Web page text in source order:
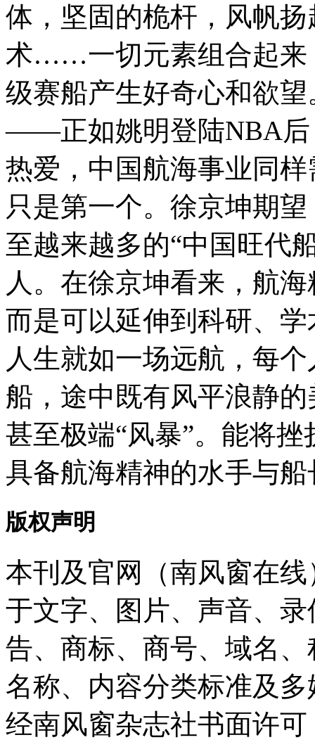
体，坚固的桅杆，风帆
术……一切元素组合起来
级赛船产生好奇心和欲
——正如姚明登陆NBA后
热爱，中国航海事业同
只是第一个。徐京坤期
至越来越多的“中国旺代
人。在徐京坤看来，航
而是可以延伸到科研、
人生就如一场远航，每
船，途中既有风平浪静
甚至极端“风暴”。能将
具备航海精神的水手与船
版权声明
本刊及官网（南风窗在
于文字、图片、声音、
告、商标、商号、域名
名称、内容分类标准及
经南风窗杂志社书面许